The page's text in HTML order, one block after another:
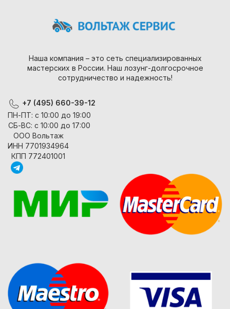
Наша компания – это сеть специализированных
мастерских в России. Наш лозунг-долгосрочное
сотрудничество и надежность!
+7 (495) 660-39-12
ПН-ПТ: с 10:00 до 19:00
СБ-ВС: с 10:00 до 17:00
ООО Вольтаж
ИНН 7701934964
КПП 772401001